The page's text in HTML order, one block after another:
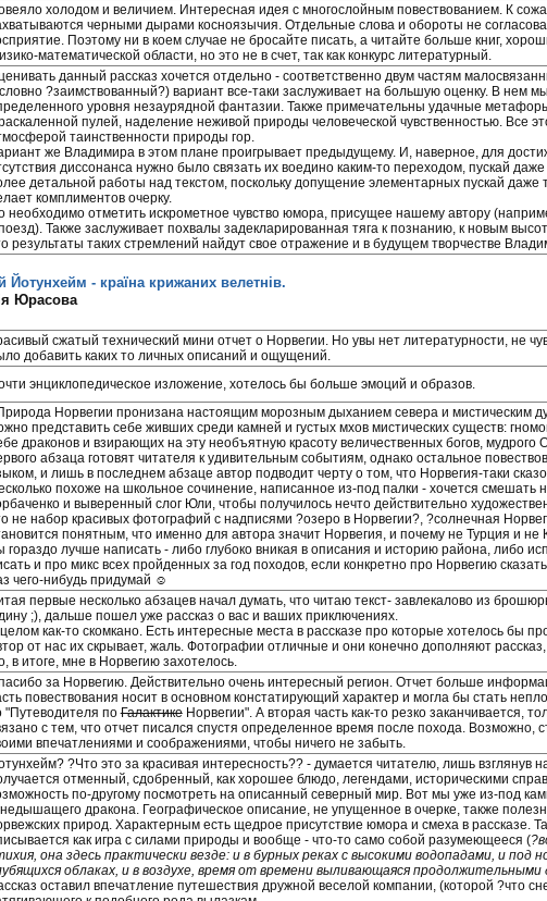
холодом и величием. Интересная идея с многослойным повествованием. К
черными дырами косноязычия. Отдельные слова и обороты не
Поэтому ни в коем случае не бросайте писать, а читайте больше книг,
математической области, но это не в счет, так как конкурс литературный.
данный рассказ хочется отдельно - соответственно двум частям
?заимствованный?) вариант все-таки заслуживает на большую оценку. В нем
уровня незаурядной фантазии. Также примечательны удачные
пулей, наделение неживой природы человеческой чувственностью. Все
таинственности природы гор.
же Владимира в этом плане проигрывает предыдущему. И, наверное, для
диссонанса нужно было связать их воедино каким-то переходом, пускай
детальной работы над текстом, поскольку допущение элементарных пускай даже
комплиментов очерку.
необходимо отметить искрометное чувство юмора, присущее нашему автору
Также заслуживает похвалы задекларированная тяга к познанию, к новым
результаты таких стремлений найдут свое отражение и в будущем творчестве
Йотунхейм - країна крижаних велетнів.
Юрасова
сжатый технический мини отчет о Норвегии. Но увы нет литературности, не
добавить каких то личных описаний и ощущений.
энциклопедическое изложение, хотелось бы больше эмоций и образов.
Норвегии пронизана настоящим морозным дыханием севера и мистическим
представить себе живших среди камней и густых мхов мистических существ:
драконов и взирающих на эту необъятную красоту величественных богов, мудрого
абзаца готовят читателя к удивительным событиям, однако остальное
и лишь в последнем абзаце автор подводит черту о том, что Норвегия-таки
похоже на школьное сочинение, написанное из-под палки - хочется смешать
и выверенный слог Юли, чтобы получилось нечто действительно
не набор красивых фотографий с надписями ?озеро в Норвегии?, ?солнечная
понятным, что именно для автора значит Норвегия, и почему не Турция и
гораздо лучше написать - либо глубоко вникая в описания и историю района, либо
и про микс всех пройденных за год походов, если конкретно про Норвегию
чего-нибудь придумай ☺
первые несколько абзацев начал думать, что читаю текст- завлекалово из
;), дальше пошел уже рассказ о вас и ваших приключениях.
как-то скомкано. Есть интересные места в рассказе про которые хотелось бы
от нас их скрывает, жаль. Фотографии отличные и они конечно дополняют рассказ,
в итоге, мне в Норвегию захотелось.
за Норвегию. Действительно очень интересный регион. Отчет больше
повествования носит в основном констатирующий характер и могла бы стать
"Путеводителя поГалактикеНорвегии". А вторая часть как-то резко заканчивается,
с тем, что отчет писался спустя определенное время после похода. Возможно,
впечатлениями и соображениями, чтобы ничего не забыть.
?Что это за красивая интересность?? - думается читателю, лишь взглянув
отменный, сдобренный, как хорошее блюдо, легендами, историческими
по-другому посмотреть на описанный северный мир. Вот мы уже из-под
дракона. Географическое описание, не упущенное в очерке, также
природ. Характерным есть щедрое присутствие юмора и смеха в рассказе.
как игра с силами природы и вообще - что-то само собой разумеющееся (
она здесь практически везде: и в бурных реках с высокими водопадами, и под
облаках, и в воздухе, время от времени выливающаяся продолжительными
оставил впечатление путешествия дружной веселой компании, (которой ?что